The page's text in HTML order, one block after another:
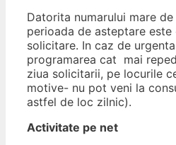
Datorita numarului mare
perioada de asteptare
solicitare. In caz de
programarea cat mai
ziua solicitarii, pe locurile
motive- nu pot veni la
astfel de loc zilnic).
Activitate pe net